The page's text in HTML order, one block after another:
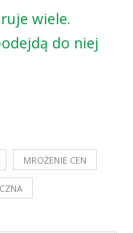
wiele.
do niej
MROŻENIE CEN